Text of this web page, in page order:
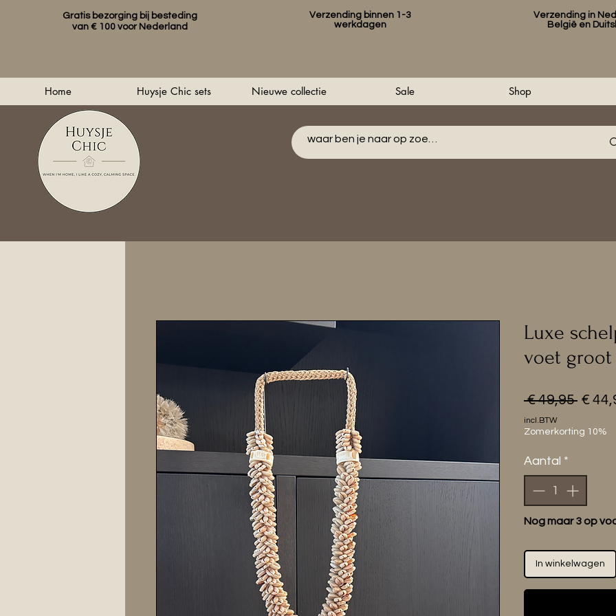
Gratis bezorging bij besteding
van € 100 voor Nederland
Verzending binnen 1-3
werkdagen
Verzending in
België en
Home Huysje Chic sets Nieuwe collectie Sale Shop
Luxe
voet groot
€ 49,95 €
incl.BTW
Zomerkorting 10%
Aantal *
Nog maar 3 op
In winkelwagen